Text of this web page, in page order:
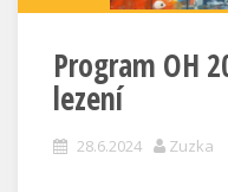
Program OH
lezení
28.6.2024 Zuzka